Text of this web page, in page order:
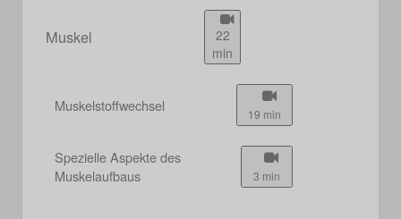
Muskel
22
min
Muskelstoffwechsel 19 min
Spezielle Aspekte des
Muskelaufbaus
3 min